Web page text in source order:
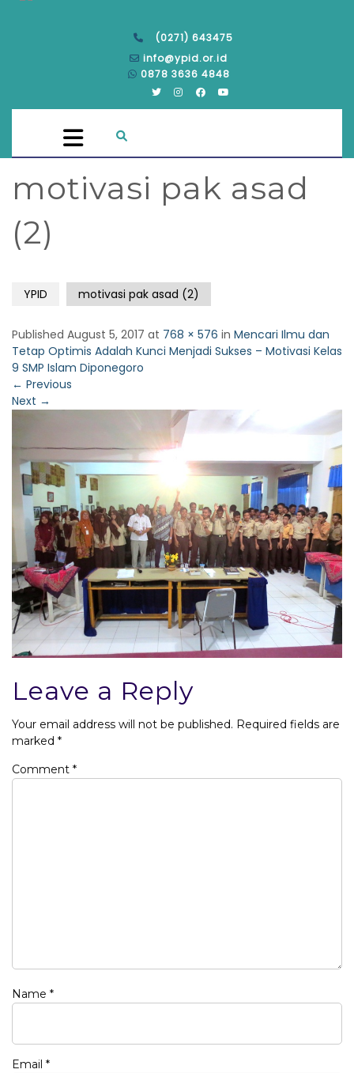
(0271) 643475
info@ypid.or.id
0878 3636 4848
motivasi pak asad
(2)
YPID motivasi pak asad (2)
Published August 5, 2017 at 768 × 576 in Mencari Ilmu dan
Tetap Optimis Adalah Kunci Menjadi Sukses – Motivasi Kelas
9 SMP Islam Diponegoro
← Previous
Next →
Leave a Reply
Your email address will not be published. Required fields are
marked *
Comment *
Name *
Email *